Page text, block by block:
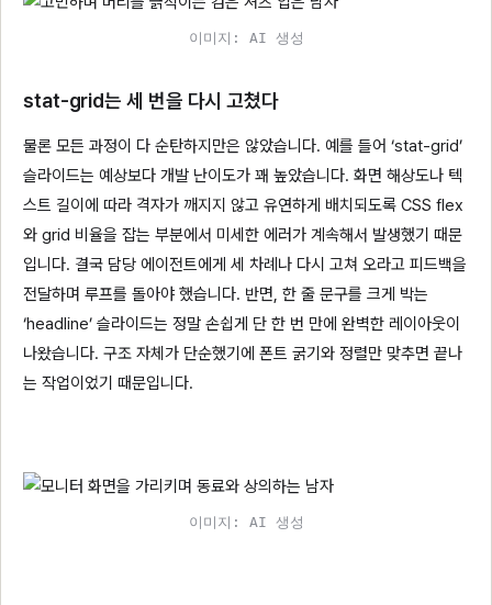
이미지: AI 생성
stat-grid는 세 번을 다시 고쳤다
물론 모든 과정이 다 순탄하지만은 않았습니다. 예를 들어 ‘stat-grid’
슬라이드는 예상보다 개발 난이도가 꽤 높았습니다. 화면 해상도나 텍
스트 길이에 따라 격자가 깨지지 않고 유연하게 배치되도록 CSS flex
와 grid 비율을 잡는 부분에서 미세한 에러가 계속해서 발생했기 때문
입니다. 결국 담당 에이전트에게 세 차례나 다시 고쳐 오라고 피드백을
전달하며 루프를 돌아야 했습니다. 반면, 한 줄 문구를 크게 박는
‘headline’ 슬라이드는 정말 손쉽게 단 한 번 만에 완벽한 레이아웃이
나왔습니다. 구조 자체가 단순했기에 폰트 굵기와 정렬만 맞추면 끝나
는 작업이었기 때문입니다.
이미지: AI 생성